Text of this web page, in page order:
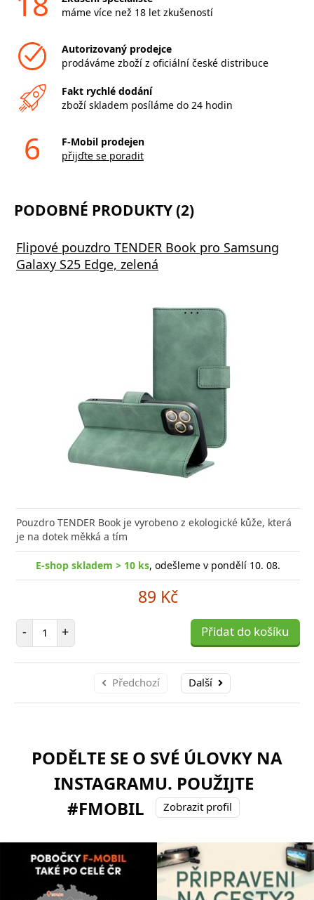
máme více než 18 let zkušeností
Autorizovaný prodejce
prodáváme zboží z oficiální české distribuce
Fakt rychlé dodání
zboží skladem posíláme do 24 hodin
6
F-Mobil prodejen
přijďte se poradit
PODOBNÉ PRODUKTY (2)
Flipové pouzdro TENDER Book pro Samsung
Galaxy S25 Edge, zelená
Pouzdro TENDER Book je vyrobeno z ekologické kůže, která
je na dotek měkká a tím
E-shop skladem > 10 ks, odešleme v pondělí 10. 08.
89 Kč
- Počet položek
+ Přidat do košíku
Předchozí Další
PODĚLTE SE O SVÉ ÚLOVKY NA
INSTAGRAMU. POUŽIJTE
#FMOBIL
Zobrazit profil